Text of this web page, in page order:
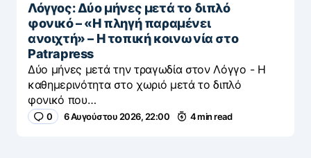
Λόγγος: Δύο μήνες μετά το διπλό
φονικό – «H πληγή παραμένει
ανοιχτή» – Η τοπική κοινωνία στο
Patrapress
Δύο μήνες μετά την τραγωδία στον Λόγγο - H
καθημερινότητα στο χωριό μετά το διπλό
φονικό που…
0 6 Αυγούστου 2026, 22:00 4 min read